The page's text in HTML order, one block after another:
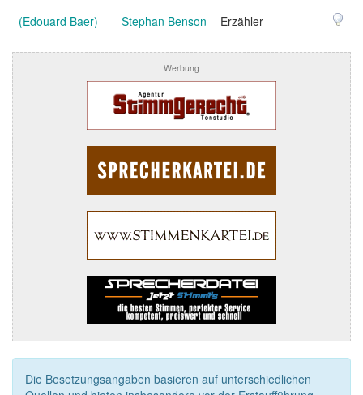
(Edouard Baer) Stephan Benson Erzähler
Werbung
Die Besetzungsangaben basieren auf unterschiedlichen